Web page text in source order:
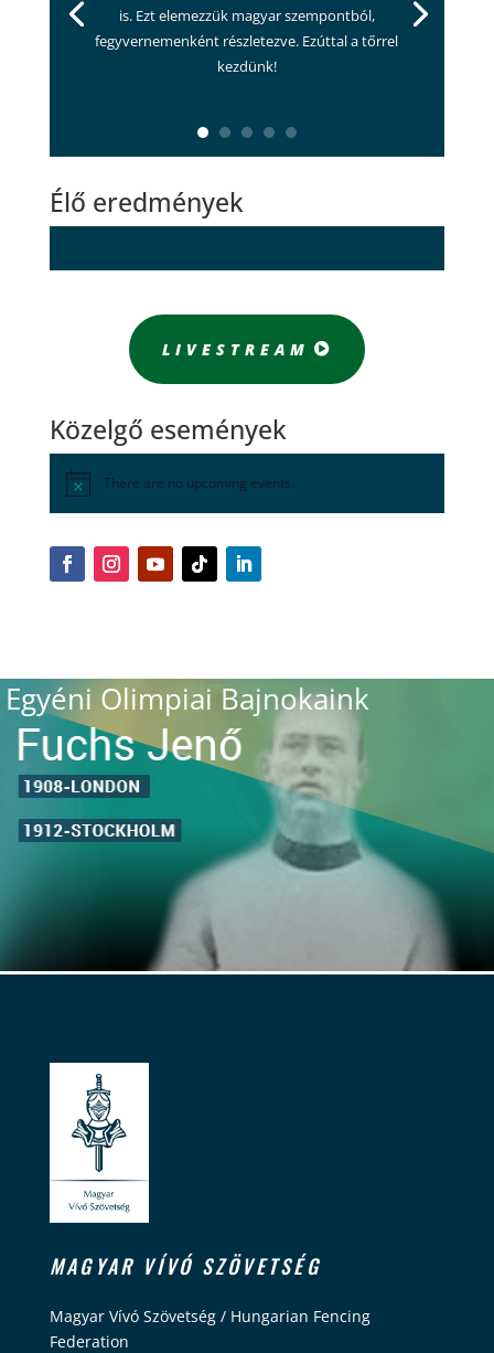
is. Ezt elemezzük magyar szempontból,
fegyvernemenként részletezve. Ezúttal a tőrrel
kezdünk!
Élő eredmények
LIVESTREAM
Közelgő események
There are no upcoming events.
Egyéni Olimpiai Bajnokaink
MAGYAR VÍVÓ SZÖVETSÉG
Magyar Vívó Szövetség / Hungarian Fencing
Federation